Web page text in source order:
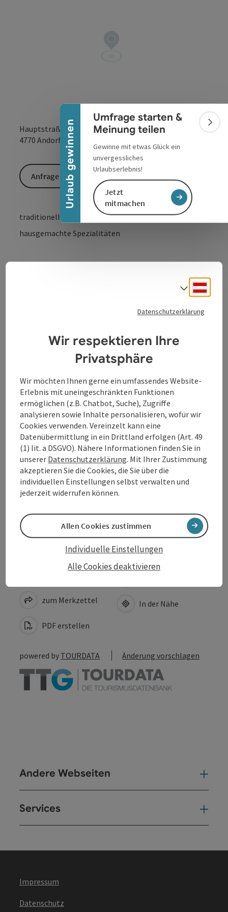
Urlaub gewinnen
Banner einklappen
Umfrage starten &
Meinung teilen
Gewinne mit etwas Glück ein
unvergessliches
Urlaubserlebnis!
Jetzt
mitmachen
Hauptstraße 7
4770 Andorf
traditionelle Metzgerei mit Imbiss und Mittagsmenü
hausgemachte Spezialitäten
Ausstattung
Preise
Anreise/Lage
Eignung
Barrierefreiheit
Anfrage senden
zum Merkzettel
PDF erstellen
In der Nähe
powered by TOURDATA Änderung vorschlagen
Andere Webseiten
Services
Impressum
Datenschutz
Datenschutzerklärung
Wir respektieren Ihre
Privatsphäre
Wir möchten Ihnen gerne ein umfassendes Website-
Erlebnis mit uneingeschränkten Funktionen
ermöglichen (z.B. Chatbot, Suche), Zugriffe
analysieren sowie Inhalte personalisieren, wofür wir
Cookies verwenden. Vereinzelt kann eine
Datenübermittlung in ein Drittland erfolgen (Art. 49
(1) lit. a DSGVO). Nähere Informationen finden Sie in
unserer Datenschutzerklärung. Mit Ihrer Zustimmung
akzeptieren Sie die Cookies, die Sie über die
individuellen Einstellungen selbst verwalten und
jederzeit widerrufen können.
Alle Cookies deaktivieren
Individuelle Einstellungen
Allen Cookies zustimmen